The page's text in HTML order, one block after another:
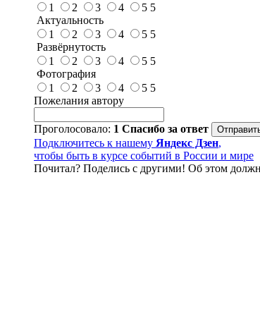
1
2 3 4 5 5
Актуальность
1
2 3 4 5 5
Развёрнутость
1
2 3 4 5 5
Фотография
1
2 3 4 5 5
Пожелания автору
Проголосовало: 1 Спасибо за ответ
Подключитесь к нашему Яндекс Дзен,
чтобы быть в курсе событий в России и мире
Почитал? Поделись с другими! Об этом